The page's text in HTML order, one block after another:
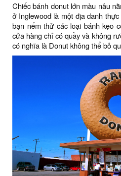
Chiếc bánh donut lớn màu nâu
ở Inglewood là một địa danh
bạn nếm thử các loại bánh kẹo
cửa hàng chỉ có quầy và không
có nghĩa là Donut không thể bỏ